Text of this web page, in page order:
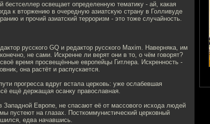
освещает определенную тематику - ай, какая
к вторжению в очередную азиатскую страну в Голливуде
и прочий азиатский терроризм - это тоже случайность.
русского GQ и редактор русского Maxim. Наверняка, им
не сами. Искренне ли верят они в то, о чём говорят?
время просвещённые европейцы Гитлера. Искренность -
она растёт и распускается.
прогресса вдруг встала церковь: уже ослабевшая
ещё держащая осанку православная.
Западной Европе, не спасают её от массового исхода людей
пустеют на глазах. Посткоммунистический церковный
едва начавшись.